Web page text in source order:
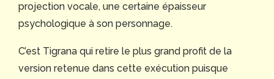
projection vocale, une certaine épaisseur
psychologique à son personnage.
C’est Tigrana qui retire le plus grand profit de la
version retenue dans cette exécution puisque